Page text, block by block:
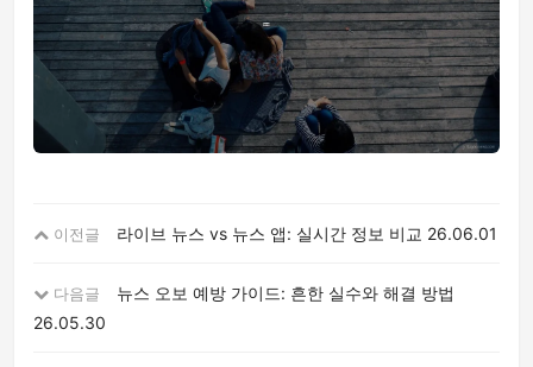
이전글 라이브 뉴스 vs 뉴스 앱: 실시간 정보 비교 26.06.01
다음글
뉴스 오보 예방 가이드: 흔한 실수와 해결 방법
26.05.30